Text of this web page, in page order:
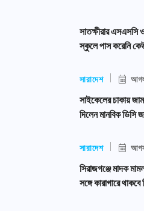
সাতক্ষীরার এসএসসি
স্কুলে পাস করেনি
সারাদেশ
সাইকেলের চাকায়
দিলেন মানবিক ডিসি
সারাদেশ
সিরাজগঞ্জে মাদক
সঙ্গে কারাগারে থাকবে